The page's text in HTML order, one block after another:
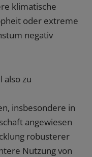
klimatische
oder extreme
negativ
also zu
insbesondere in
angewiesen
robusterer
Nutzung von